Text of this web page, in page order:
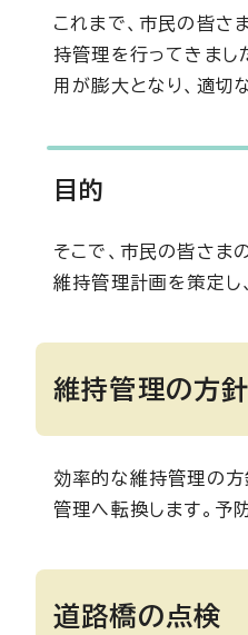
これまで、市民の皆さ
持管理を行ってきまし
用が膨大となり、適切
目的
そこで、市民の皆さま
維持管理計画を策定し
維持管理の方針
効率的な維持管理の
管理へ転換します。予
道路橋の点検